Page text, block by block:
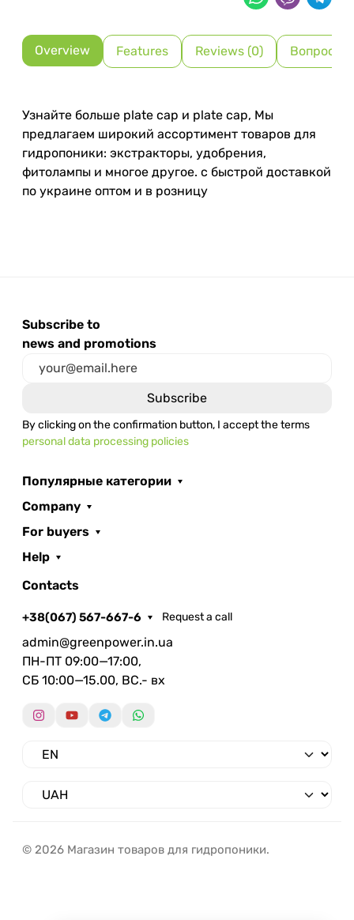
Overview Features Reviews (0) Вопрос-
Узнайте больше plate cap и plate cap, Мы
предлагаем широкий ассортимент товаров для
гидропоники: экстракторы, удобрения,
фитолампы и многое другое. с быстрой доставкой
по украине оптом и в розницу
Subscribe to
news and promotions
By clicking on the confirmation button, I accept the terms
personal data processing policies
Популярные категории
Company
For buyers
Help
Contacts
+38(067) 567-667-6 Request a call
admin@greenpower.in.ua
ПН-ПТ 09:00—17:00,
СБ 10:00—15.00, ВС.- вх
© 2026 Магазин товаров для гидропоники.